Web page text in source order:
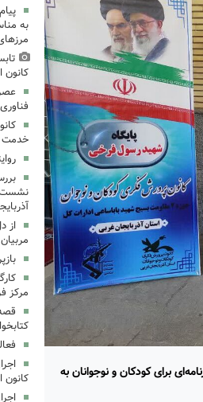
برای کودکان و نوجوانان به
به
نشست
از
مرکز
کانون